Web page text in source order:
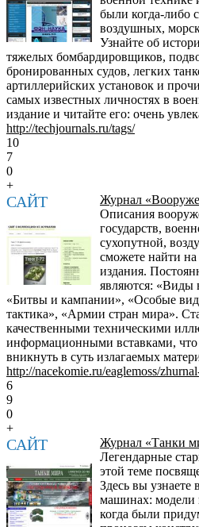
были когда-либо
воздушных,
Узнайте об
тяжелых бомбардировщиков,
бронированных судов, легких
артиллерийских установок и
самых известных личностях в
издание и читайте его: очень
http://techjournals.ru/tags/
10
7
0
+
САЙТ
Журнал
Описания
государств,
сухопутной,
сможете найти
издания.
являются: «Виды
«Битвы и кампании», «Особые
тактика», «Армии стран мира».
качественными техническими
информационными вставками,
вникнуть в суть излагаемых
http://nacekomie.ru/eaglemoss/
6
9
0
+
САЙТ
Журнал «Танки
Легендарные
этой теме
Здесь вы узнаете
машинах:
когда были